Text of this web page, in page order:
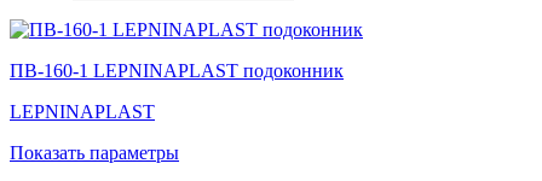
ПВ-160-1 LEPNINAPLAST подоконник
LEPNINAPLAST
Показать параметры